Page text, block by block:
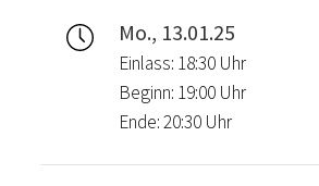
Mo., 13.01.25
Einlass: 18:30 Uhr
Beginn: 19:00 Uhr
Ende: 20:30 Uhr